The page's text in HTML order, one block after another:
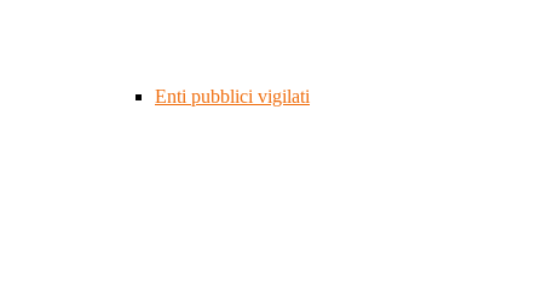
Enti pubblici vigilati